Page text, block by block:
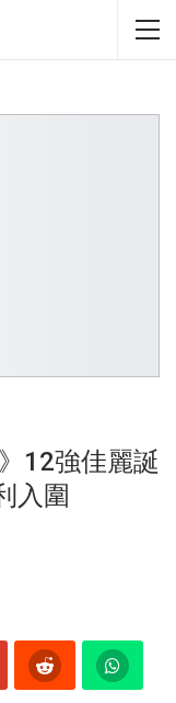
12強佳麗誕
入圍